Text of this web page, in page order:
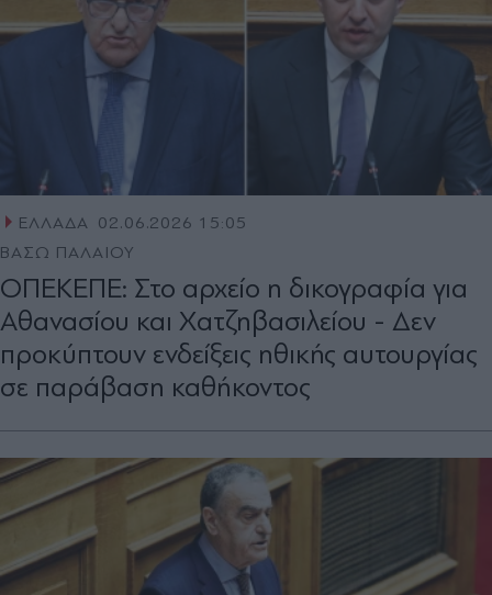
ΕΛΛΑΔΑ 02.06.2026 15:05
ΒΑΣΩ ΠΑΛΑΙΟΥ
ΟΠΕΚΕΠΕ: Στο αρχείο η δικογραφία για
Αθανασίου και Χατζηβασιλείου - Δεν
προκύπτουν ενδείξεις ηθικής αυτουργίας
σε παράβαση καθήκοντος